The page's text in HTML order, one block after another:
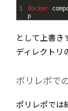
1 docker
p
として上書
ディレクトリ
ポリレポで
ポリレポでは